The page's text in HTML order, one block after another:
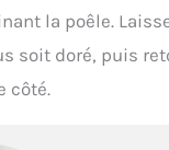
la poêle.
soit doré, puis
côté.